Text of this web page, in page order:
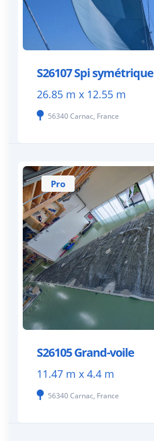
S26107 Spi symétrique
26.85 m x 12.55 m
56340 Carnac, France
Pro
S26105 Grand-voile
11.47 m x 4.4 m
56340 Carnac, France